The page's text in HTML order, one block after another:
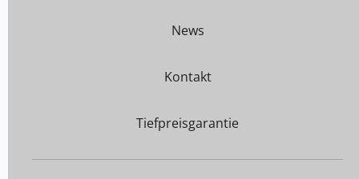
News
Kontakt
Tiefpreisgarantie